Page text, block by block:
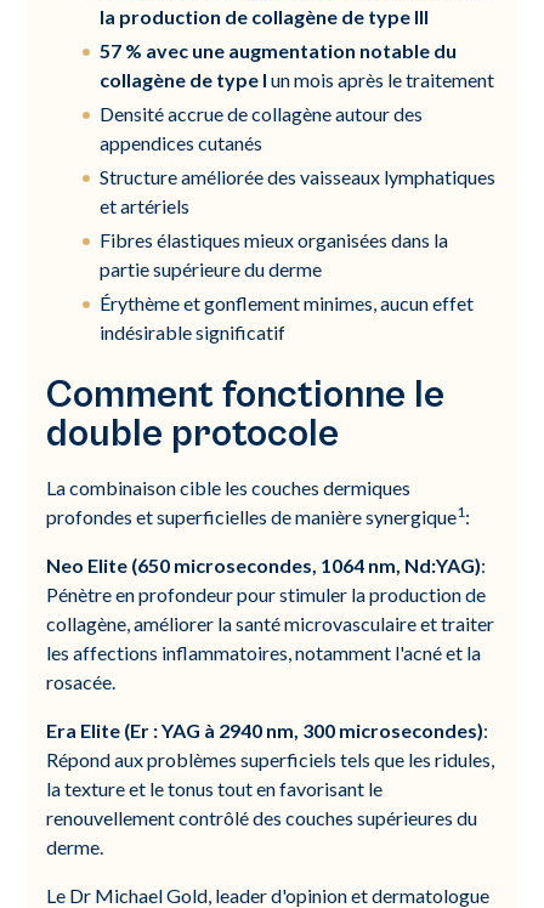
la production de collagène de type III
57 % avec une augmentation notable du
collagène de type I un mois après le traitement
Densité accrue de collagène autour des
appendices cutanés
Structure améliorée des vaisseaux lymphatiques
et artériels
Fibres élastiques mieux organisées dans la
partie supérieure du derme
Érythème et gonflement minimes, aucun effet
indésirable significatif
Comment fonctionne le
double protocole
La combinaison cible les couches dermiques
profondes et superficielles de manière synergique1:
Neo Elite (650 microsecondes, 1064 nm, Nd:YAG):
Pénètre en profondeur pour stimuler la production de
collagène, améliorer la santé microvasculaire et traiter
les affections inflammatoires, notamment l'acné et la
rosacée.
Era Elite (Er : YAG à 2940 nm, 300 microsecondes):
Répond aux problèmes superficiels tels que les ridules,
la texture et le tonus tout en favorisant le
renouvellement contrôlé des couches supérieures du
derme.
Le Dr Michael Gold, leader d'opinion et dermatologue